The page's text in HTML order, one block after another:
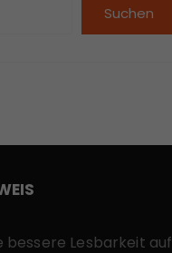
Suchen
bessere Lesbarkeit auf